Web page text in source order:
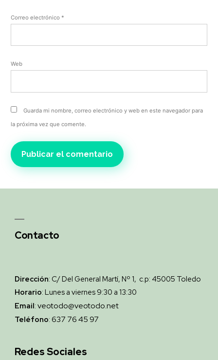
Correo electrónico *
Web
Guarda mi nombre, correo electrónico y web en este navegador para
la próxima vez que comente.
Contacto
Dirección: C/ Del General Martí, Nº 1, c.p: 45005 Toledo
Horario: Lunes a viernes 9:30 a 13:30
Email: veotodo@veotodo.net
Teléfono: 637 76 45 97
Redes Sociales